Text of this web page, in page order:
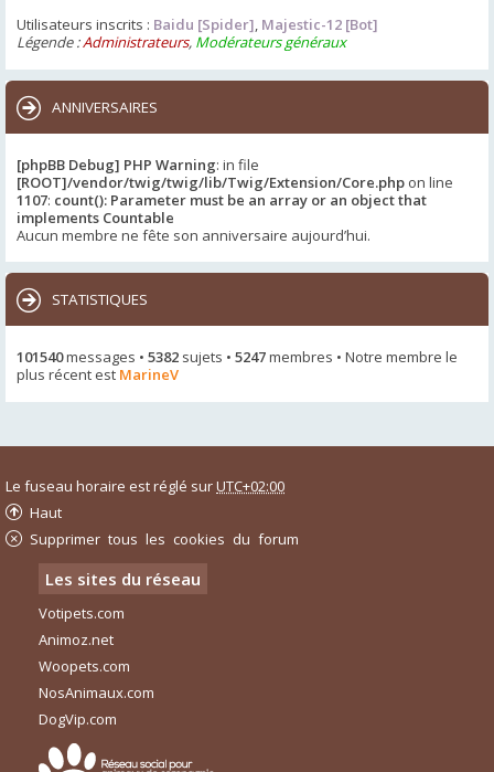
Utilisateurs inscrits : Baidu [Spider], Majestic-12 [Bot]
Légende :Administrateurs, Modérateurs généraux
ANNIVERSAIRES
[phpBB Debug] PHP Warning: in file
[ROOT]/vendor/twig/twig/lib/Twig/Extension/Core.php on line
1107: count(): Parameter must be an array or an object that
implements Countable
Aucun membre ne fête son anniversaire aujourd’hui.
STATISTIQUES
101540messages • 5382 sujets • 5247membres • Notre membre le
plus récent est MarineV
Le fuseau horaire est réglé surUTC+02:00
Haut
Supprimer tous les cookies du forum
Les sites du réseau
Votipets.com
Animoz.net
Woopets.com
NosAnimaux.com
DogVip.com